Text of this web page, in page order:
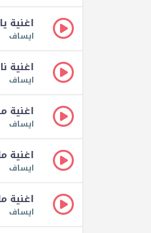
اغنية
ايساف
ايساف
اغنية
ايساف
اغنية
ايساف
اغنية
ايساف